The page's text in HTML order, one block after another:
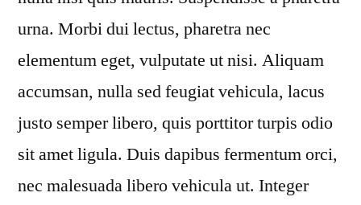
urna. Morbi dui lectus, pharetra nec
elementum eget, vulputate ut nisi. Aliquam
accumsan, nulla sed feugiat vehicula, lacus
justo semper libero, quis porttitor turpis odio
sit amet ligula. Duis dapibus fermentum orci,
nec malesuada libero vehicula ut. Integer